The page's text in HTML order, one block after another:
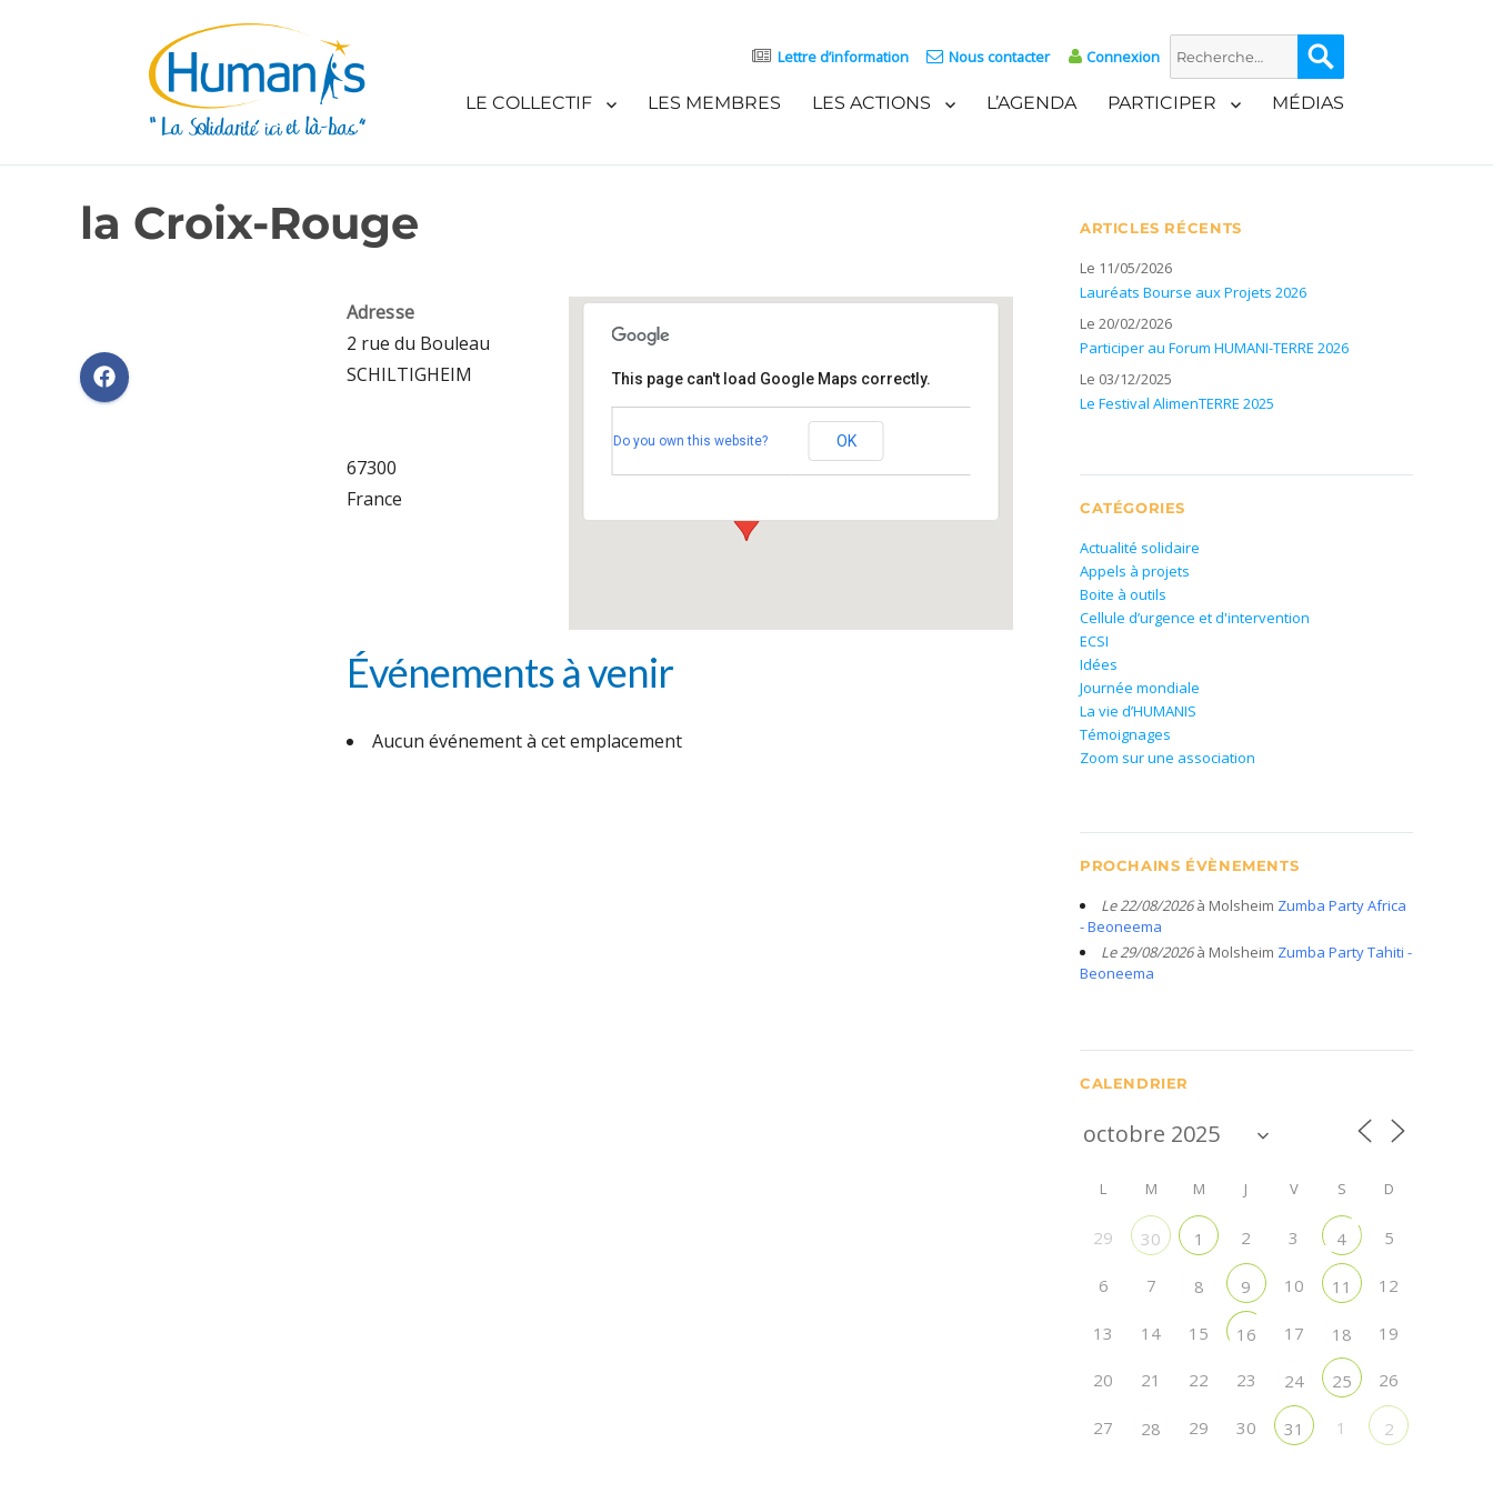
Lettre d’information Nous contacter Connexion
Recherche
pour :
LE COLLECTIF LES MEMBRES LES ACTIONS L’AGENDA PARTICIPER MÉDIAS
la Croix-Rouge
2 rue du Bouleau - SCHILTIGHEIM
This page can't load Google Maps correctly.
Do you own this website? OK
Adresse
2 rue du Bouleau
SCHILTIGHEIM
67300
France
Événements à venir
Aucun événement à cet emplacement
ARTICLES RÉCENTS
Le 11/05/2026
Lauréats Bourse aux Projets 2026
Le 20/02/2026
Participer au Forum HUMANI-TERRE 2026
Le 03/12/2025
Le Festival AlimenTERRE 2025
CATÉGORIES
Actualité solidaire
Appels à projets
Boite à outils
Cellule d’urgence et d'intervention
ECSI
Idées
Journée mondiale
La vie d’HUMANIS
Témoignages
Zoom sur une association
PROCHAINS ÉVÈNEMENTS
Le 22/08/2026à Molsheim Zumba Party Africa
- Beoneema
Le 29/08/2026à Molsheim Zumba Party Tahiti -
Beoneema
CALENDRIER
L M M J V S D
29 30 1 2 3 4 5
6 7 8 9 10 11 12
13 14 15 16 17 18 19
20 21 22 23 24 25 26
27 28 29 30 31 1 2